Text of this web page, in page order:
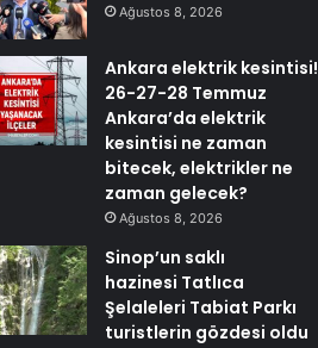
Ağustos 8, 2026
Ankara elektrik kesintisi!
26-27-28 Temmuz
Ankara’da elektrik
kesintisi ne zaman
bitecek, elektrikler ne
zaman gelecek?
Ağustos 8, 2026
Sinop’un saklı
hazinesi Tatlıca
Şelaleleri Tabiat Parkı
turistlerin gözdesi oldu